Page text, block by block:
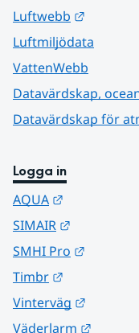
Luftwebb
Luftmiljödata
VattenWebb
Datavärdskap,
Datavärdskap för
Logga in
AQUA
SIMAIR
SMHI Pro
Timbr
Vinterväg
Väderlarm